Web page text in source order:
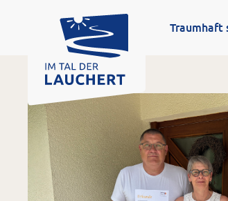
Traumhaft
FERIENREGION „IM